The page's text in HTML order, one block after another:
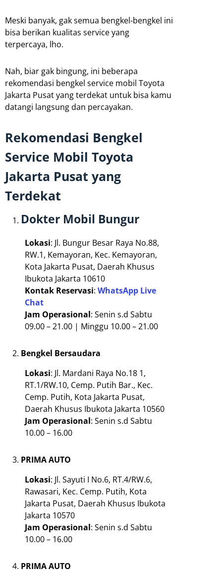
Meski banyak, gak semua bengkel-bengkel ini
bisa berikan kualitas service yang
terpercaya, lho.
Nah, biar gak bingung, ini beberapa
rekomendasi bengkel service mobil Toyota
Jakarta Pusat yang terdekat untuk bisa kamu
datangi langsung dan percayakan.
Rekomendasi Bengkel
Service Mobil Toyota
Jakarta Pusat yang
Terdekat
Dokter Mobil Bungur
Lokasi: Jl. Bungur Besar Raya No.88,
RW.1, Kemayoran, Kec. Kemayoran,
Kota Jakarta Pusat, Daerah Khusus
Ibukota Jakarta 10610
Kontak Reservasi: WhatsApp Live
Chat
Jam Operasional: Senin s.d Sabtu
09.00 – 21.00 | Minggu 10.00 – 21.00
Bengkel Bersaudara
Lokasi: Jl. Mardani Raya No.18 1,
RT.1/RW.10, Cemp. Putih Bar., Kec.
Cemp. Putih, Kota Jakarta Pusat,
Daerah Khusus Ibukota Jakarta 10560
Jam Operasional: Senin s.d Sabtu
10.00 – 16.00
PRIMA AUTO
Lokasi: Jl. Sayuti I No.6, RT.4/RW.6,
Rawasari, Kec. Cemp. Putih, Kota
Jakarta Pusat, Daerah Khusus Ibukota
Jakarta 10570
Jam Operasional: Senin s.d Sabtu
10.00 – 16.00
PRIMA AUTO